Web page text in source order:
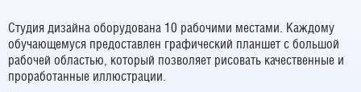
Студия дизайна оборудована 10 рабочими местами. Каждому
обучающемуся предоставлен графический планшет с большой
рабочей областью, который позволяет рисовать качественные и
проработанные иллюстрации.